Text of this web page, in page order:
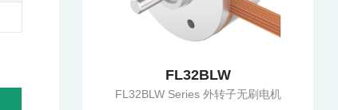
FL32BLW
FL32BLW Series 外转子无刷电机